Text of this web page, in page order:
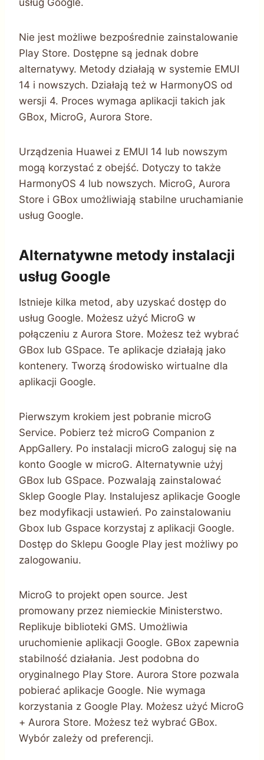
Nie jest możliwe bezpośrednie zainstalowanie
Play Store. Dostępne są jednak dobre
alternatywy. Metody działają w systemie EMUI
14 i nowszych. Działają też w HarmonyOS od
wersji 4. Proces wymaga aplikacji takich jak
GBox, MicroG, Aurora Store.
Urządzenia Huawei z EMUI 14 lub nowszym
mogą korzystać z obejść. Dotyczy to także
HarmonyOS 4 lub nowszych. MicroG, Aurora
Store i GBox umożliwiają stabilne uruchamianie
usług Google.
Alternatywne metody instalacji
usług Google
Istnieje kilka metod, aby uzyskać dostęp do
usług Google. Możesz użyć MicroG w
połączeniu z Aurora Store. Możesz też wybrać
GBox lub GSpace. Te aplikacje działają jako
kontenery. Tworzą środowisko wirtualne dla
aplikacji Google.
Pierwszym krokiem jest pobranie microG
Service. Pobierz też microG Companion z
AppGallery. Po instalacji microG zaloguj się na
konto Google w microG. Alternatywnie użyj
GBox lub GSpace. Pozwalają zainstalować
Sklep Google Play. Instalujesz aplikacje Google
bez modyfikacji ustawień. Po zainstalowaniu
Gbox lub Gspace korzystaj z aplikacji Google.
Dostęp do Sklepu Google Play jest możliwy po
zalogowaniu.
MicroG to projekt open source. Jest
promowany przez niemieckie Ministerstwo.
Replikuje biblioteki GMS. Umożliwia
uruchomienie aplikacji Google. GBox zapewnia
stabilność działania. Jest podobna do
oryginalnego Play Store. Aurora Store pozwala
pobierać aplikacje Google. Nie wymaga
korzystania z Google Play. Możesz użyć MicroG
+ Aurora Store. Możesz też wybrać GBox.
Wybór zależy od preferencji.